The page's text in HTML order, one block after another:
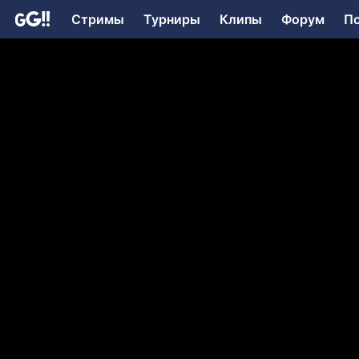
Стримы Турниры Клипы Форум